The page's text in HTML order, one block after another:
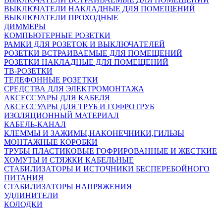
ВЫКЛЮЧАТЕЛИ НАКЛАДНЫЕ ДЛЯ ПОМЕЩЕНИЙ
ВЫКЛЮЧАТЕЛИ ПРОХОДНЫЕ
ДИММЕРЫ
КОМПЬЮТЕРНЫЕ РОЗЕТКИ
РАМКИ ДЛЯ РОЗЕТОК И ВЫКЛЮЧАТЕЛЕЙ
РОЗЕТКИ ВСТРАИВАЕМЫЕ ДЛЯ ПОМЕЩЕНИЙ
РОЗЕТКИ НАКЛАДНЫЕ ДЛЯ ПОМЕЩЕНИЙ
ТВ-РОЗЕТКИ
ТЕЛЕФОННЫЕ РОЗЕТКИ
СРЕДСТВА ДЛЯ ЭЛЕКТРОМОНТАЖА
АКСЕССУАРЫ ДЛЯ КАБЕЛЯ
АКСЕССУАРЫ ДЛЯ ТРУБ И ГОФРОТРУБ
ИЗОЛЯЦИОННЫЙ МАТЕРИАЛ
КАБЕЛЬ-КАНАЛ
КЛЕММЫ И ЗАЖИМЫ,НАКОНЕЧНИКИ,ГИЛЬЗЫ
МОНТАЖНЫЕ КОРОБКИ
ТРУБЫ ПЛАСТИКОВЫЕ ГОФРИРОВАННЫЕ И ЖЕСТКИЕ
ХОМУТЫ И СТЯЖКИ КАБЕЛЬНЫЕ
СТАБИЛИЗАТОРЫ И ИСТОЧНИКИ БЕСПЕРЕБОЙНОГО
ПИТАНИЯ
СТАБИЛИЗАТОРЫ НАПРЯЖЕНИЯ
УДЛИНИТЕЛИ
КОЛОДКИ